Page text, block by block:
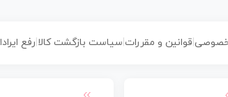
| قوانین و مقررات سیاست بازگشت کالا رفع